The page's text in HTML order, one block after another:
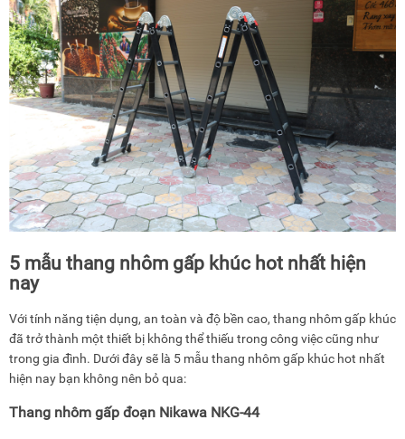
5 mẫu thang nhôm gấp khúc hot nhất hiện
nay
Với tính năng tiện dụng, an toàn và độ bền cao, thang nhôm gấp khúc
đã trở thành một thiết bị không thể thiếu trong công việc cũng như
trong gia đình. Dưới đây sẽ là 5 mẫu thang nhôm gấp khúc hot nhất
hiện nay bạn không nên bỏ qua:
Thang nhôm gấp đoạn Nikawa NKG-44